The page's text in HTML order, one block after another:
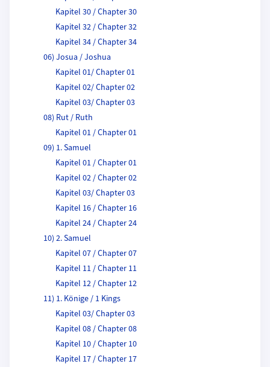
Kapitel 30 / Chapter 30
Kapitel 32 / Chapter 32
Kapitel 34 / Chapter 34
06) Josua / Joshua
Kapitel 01/ Chapter 01
Kapitel 02/ Chapter 02
Kapitel 03/ Chapter 03
08) Rut / Ruth
Kapitel 01 / Chapter 01
09) 1. Samuel
Kapitel 01 / Chapter 01
Kapitel 02 / Chapter 02
Kapitel 03/ Chapter 03
Kapitel 16 / Chapter 16
Kapitel 24 / Chapter 24
10) 2. Samuel
Kapitel 07 / Chapter 07
Kapitel 11 / Chapter 11
Kapitel 12 / Chapter 12
11) 1. Könige / 1 Kings
Kapitel 03/ Chapter 03
Kapitel 08 / Chapter 08
Kapitel 10 / Chapter 10
Kapitel 17 / Chapter 17